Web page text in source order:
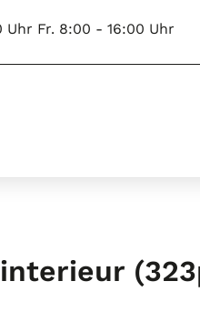
Uhr Fr. 8:00 - 16:00 Uhr